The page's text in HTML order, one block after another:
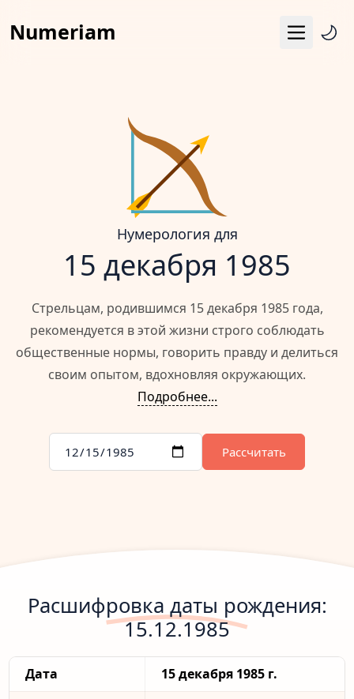
Numeriam Меню
Матрица судьбы
Гороскоп
Календарь
Нумерология для
15 декабря 1985
Стрельцам, родившимся 15 декабря 1985 года,
рекомендуется в этой жизни строго соблюдать
общественные нормы, говорить правду и делиться
своим опытом, вдохновляя окружающих.
Подробнее...
Рассчитать
Расшифровка даты рождения:
15.12.1985
Дата
15 декабря 1985 г.